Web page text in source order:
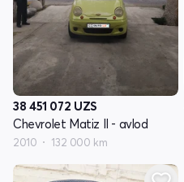
38 451 072 UZS
Chevrolet Matiz II - avlod
2010 132 000 km